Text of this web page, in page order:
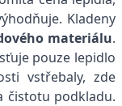
Kladeny
materiálu.
pouze lepidlo
vstřebaly, zde
čistotu podkladu.